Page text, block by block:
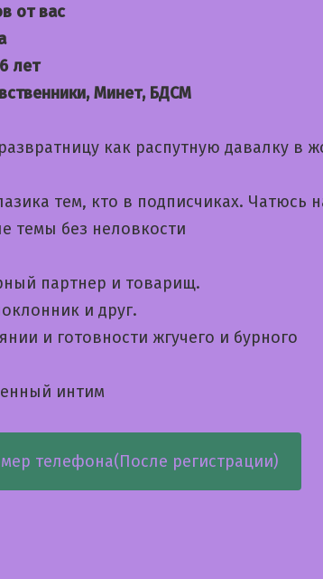
от вас
лет
Минет, БДСМ
как распутную давалку в
тем, кто в подписчиках. Чатюсь
темы без неловкости
партнер и товарищ.
и друг.
и готовности жгучего и бурного
интим
телефона(После регистрации)